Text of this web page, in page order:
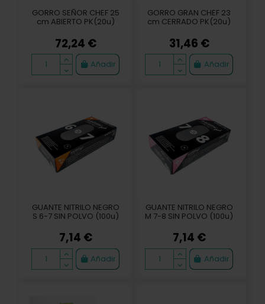
GORRO SEÑOR CHEF 25
cm ABIERTO PK(20u)
72,24 €
Añadir
GORRO GRAN CHEF 23
cm CERRADO PK(20u)
31,46 €
Añadir
GUANTE NITRILO NEGRO
S 6-7 SIN POLVO (100u)
7,14 €
Añadir
GUANTE NITRILO NEGRO
M 7-8 SIN POLVO (100u)
7,14 €
Añadir